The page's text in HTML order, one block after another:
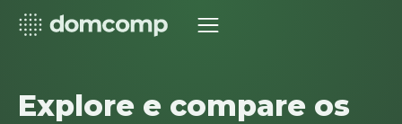
Explore e compare os